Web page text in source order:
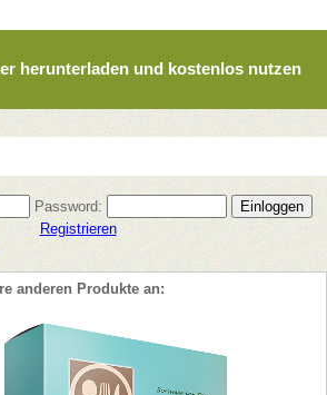
herunterladen und kostenlos nutzen
Password:
Registrieren
anderen Produkte an: